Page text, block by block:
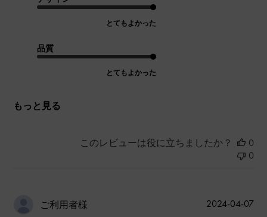
とてもよかった
品質
とてもよかった
もっと見る
このレビューは役に立ちましたか？
0
0
ご利用者様
公
2024-04-07